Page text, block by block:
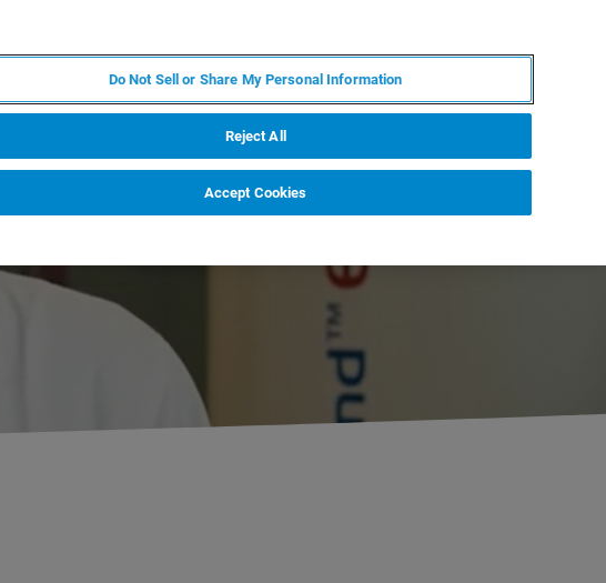
Do Not Sell or Share My Personal Information
Reject All
Accept Cookies